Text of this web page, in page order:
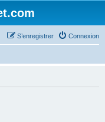
Connexion
S’enregistrer